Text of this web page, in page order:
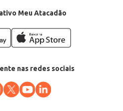
Meu Atacadão
nas redes sociais